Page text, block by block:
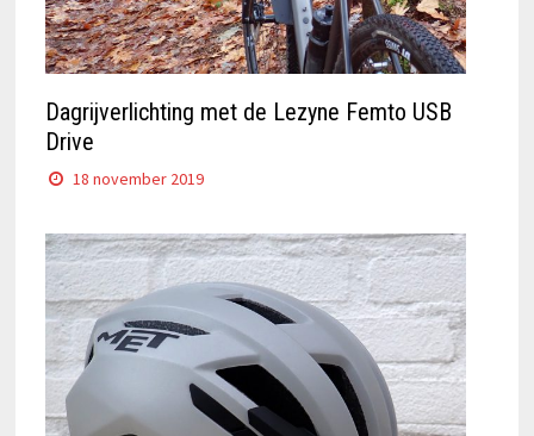
Dagrijverlichting met de Lezyne Femto USB
Drive
18 november 2019